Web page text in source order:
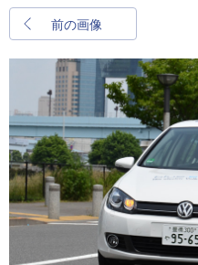
前の画像